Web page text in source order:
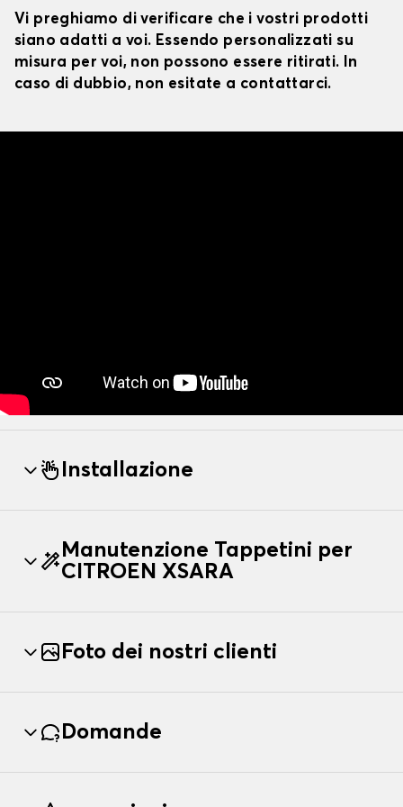
Vi preghiamo di verificare che i vostri prodotti
siano adatti a voi. Essendo personalizzati su
misura per voi, non possono essere ritirati. In
caso di dubbio, non esitate a contattarci.
Installazione
Manutenzione Tappetini per
CITROEN XSARA
Foto dei nostri clienti
Domande